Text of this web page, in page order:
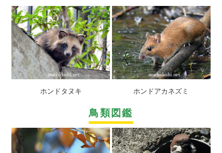
ホンドタヌキ ホンドアカネズミ
鳥類図鑑